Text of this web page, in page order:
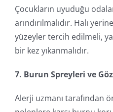
Çocukların uyuduğu
arındırılmalıdır. Halı
yüzeyler tercih edilmeli,
bir kez yıkanmalıdır.
7. Burun Spreyleri ve
Alerji uzmanı tarafından